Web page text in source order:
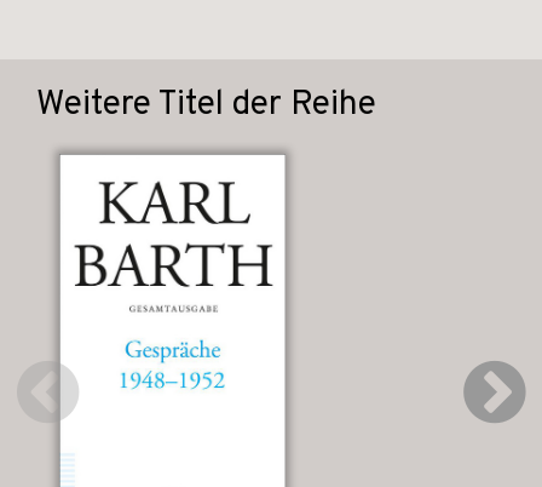
Weitere Titel der Reihe